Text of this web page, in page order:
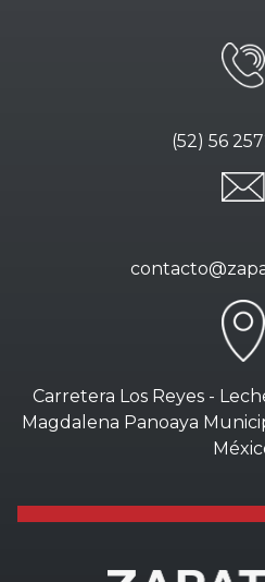
(52) 56
Carretera Los Reyes -
Magdalena Panoaya